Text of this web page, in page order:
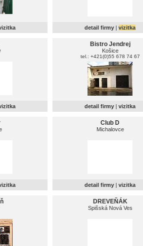
detail firmy | vizitka
Bistro Jendrej
Košice
tel.: +421(0)55 678 74 67
detail firmy | vizitka
Club D
Michalovce
detail firmy | vizitka
DREVEŇÁK
Spišská Nová Ves